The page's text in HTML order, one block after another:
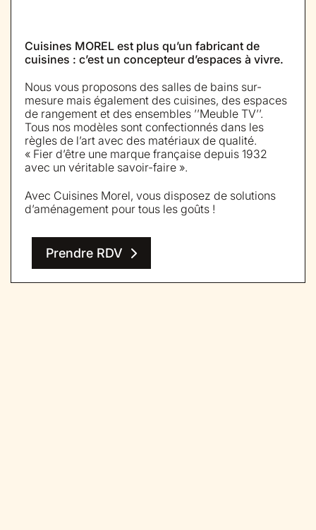
Cuisines MOREL est plus qu’un fabricant de
cuisines : c’est un concepteur d’espaces à vivre.
Nous vous proposons des salles de bains sur-
mesure mais également des cuisines, des espaces
de rangement et des ensembles ’’Meuble TV’’.
Tous nos modèles sont confectionnés dans les
règles de l’art avec des matériaux de qualité.
« Fier d’être une marque française depuis 1932
avec un véritable savoir-faire ».
Avec Cuisines Morel, vous disposez de solutions
d’aménagement pour tous les goûts !
Prendre RDV